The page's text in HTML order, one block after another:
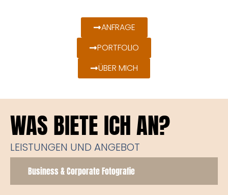
ANFRAGE
PORTFOLIO
ÜBER MICH
WAS BIETE ICH AN?
LEISTUNGEN UND ANGEBOT
Business & Corporate Fotografie